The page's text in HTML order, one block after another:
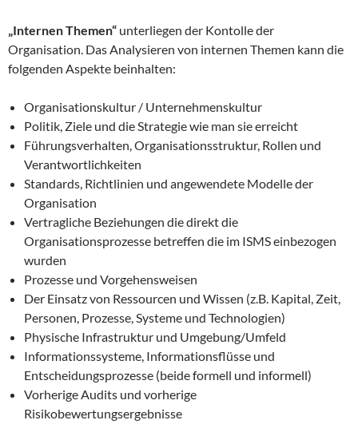
„Internen Themen“ unterliegen der Kontolle der
Organisation. Das Analysieren von internen Themen kann die
folgenden Aspekte beinhalten:
Organisationskultur / Unternehmenskultur
Politik, Ziele und die Strategie wie man sie erreicht
Führungsverhalten, Organisationsstruktur, Rollen und
Verantwortlichkeiten
Standards, Richtlinien und angewendete Modelle der
Organisation
Vertragliche Beziehungen die direkt die
Organisationsprozesse betreffen die im ISMS einbezogen
wurden
Prozesse und Vorgehensweisen
Der Einsatz von Ressourcen und Wissen (z.B. Kapital, Zeit,
Personen, Prozesse, Systeme und Technologien)
Physische Infrastruktur und Umgebung/Umfeld
Informationssysteme, Informationsflüsse und
Entscheidungsprozesse (beide formell und informell)
Vorherige Audits und vorherige
Risikobewertungsergebnisse